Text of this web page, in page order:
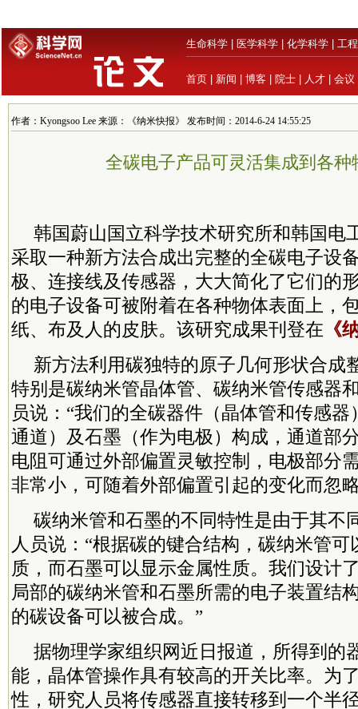
生命科学 医学科学 化学科学 工
首页 新闻 博客 院士 人才 会议
作者：Kyongsoo Lee 来源：《纳米快报》 发布时间：2014-6-24 14:55:25
全碳电子产品可灵活集成到各种
韩国蔚山国立科学技术研究所和韩国电
采取一种新方法合成出完整的全碳电子设
极、连接线及传感器，大大简化了它们的
的电子设备可被附着在各种物体表面上，
纸、布及人的皮肤。该研究成果刊登在 《
新方法利用碳独特的原子几何形状合成
特别是碳纳米管晶体管、碳纳米管传感器
员说：“我们的全碳器件（晶体管和传感
通道）及石墨（作为电极）构成，通道部
电阻可通过外部偏置灵敏控制，电极部分
非常小，可随着外部偏置引起的变化而忽
碳纳米管和石墨的不同特性是由于其不
人员说：“根据碳的键合结构，碳纳米管
质，而石墨可以显示金属性质。我们设计
局部的碳纳米管和石墨所需的电子装置结
的碳设备可以被合成。”
据物理学家组织网近日报道，所得到的
能，晶体管操作具有较高的开关比率。为
性，研究人员将传感器直接转移到一个半